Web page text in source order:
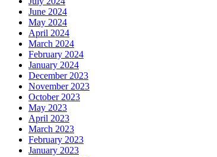
June 2024
May 2024
April 2024
March 2024
February 2024
January 2024
December 2023
November 2023
October 2023
May 2023
April 2023
March 2023
February 2023
January 2023